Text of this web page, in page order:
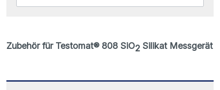
Zubehör für Testomat® 808 SiO2 Silikat Messgerät